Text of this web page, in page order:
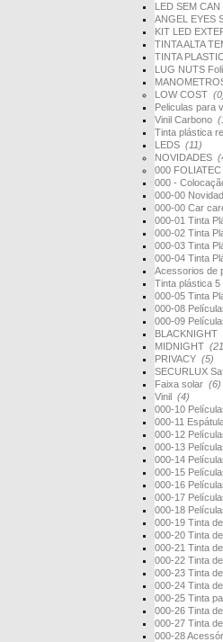
LED SEM CAN
ANGEL EYES
KIT LED
TINTA ALTA
TINTA
LUG NUTS
LOW COST
Peliculas para
Vinil Carbono
Tinta plástica
LEDS (11)
NOVIDADES
000 FOLIATEC
000 -
000-00
000-00 Car
000-01 Tinta
000-02 Tinta
000-03 Tinta
000-04 Tinta
Acessorios de
Tinta plástica 5
000-05 Tinta
000-08
000-09
BLACKNIGHT
MIDNIGHT
PRIVACY (5)
SECURLUX
Faixa solar (6)
Vinil (4)
000-10
000-11
000-12
000-13
000-14
000-15
000-16
000-17
000-18
000-19 Tinta
000-20 Tinta
000-21 Tinta
000-22 Tinta
000-23 Tinta
000-24 Tinta
000-25 Tinta
000-26 Tinta
000-27 Tinta
000-28